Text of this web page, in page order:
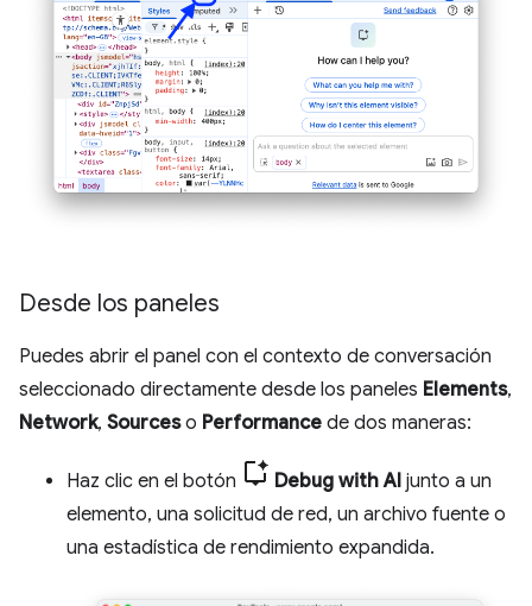
Desde los paneles
Puedes abrir el panel con el contexto de conversación
seleccionado directamente desde los paneles Elements,
Network, Sourceso Performance de dos maneras:
Haz clic en el botón Debug with AI junto a un
elemento, una solicitud de red, un archivo fuente o
una estadística de rendimiento expandida.